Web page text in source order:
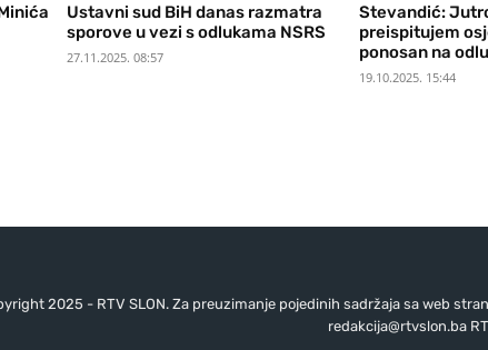
Ustavni sud BiH danas razmatra
sporove u vezi s odlukama NSRS
27.11.2025. 08:57
Stevandić:
preispitujem
ponosan na
19.10.2025. 15:44
2025 - RTV SLON. Za preuzimanje pojedinih sadržaja sa web
redakcija@rtvslon.ba